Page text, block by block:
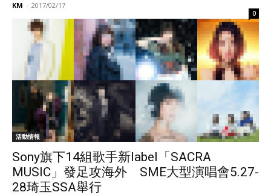
KM - 2017/02/17
0
活動情報
Sony旗下14組歌手新label「SACRA
MUSIC」發足攻海外 SME大型演唱會5.27-
28琦玉SSA舉行